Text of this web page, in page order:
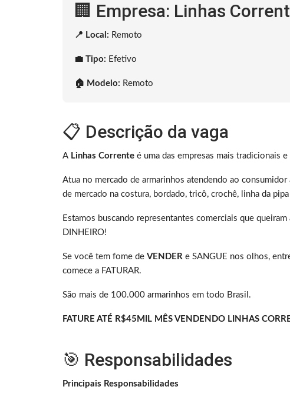
🏢 Empresa: Linhas
📍 Local: Remoto
💼 Tipo: Efetivo
🏠 Modelo: Remoto
📋 Descrição da vaga
A Linhas Corrente é uma das empresas mais tradicionais
Atua no mercado de armarinhos atendendo ao
de mercado na costura, bordado, tricô, crochê, linha da
Estamos buscando representantes comerciais que
DINHEIRO!
Se você tem fome de VENDER e SANGUE nos olhos,
comece a FATURAR.
São mais de 100.000 armarinhos em todo Brasil.
FATURE ATÉ R$45MIL MÊS VENDENDO LINHAS
🎯 Responsabilidades
Principais Responsabilidades